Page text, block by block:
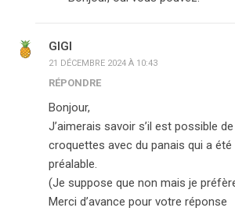
GIGI
21 DÉCEMBRE 2024 À 10:43
RÉPONDRE
Bonjour,
J’aimerais savoir s’il est possible
croquettes avec du panais qui a
préalable.
(Je suppose que non mais je
Merci d’avance pour votre réponse